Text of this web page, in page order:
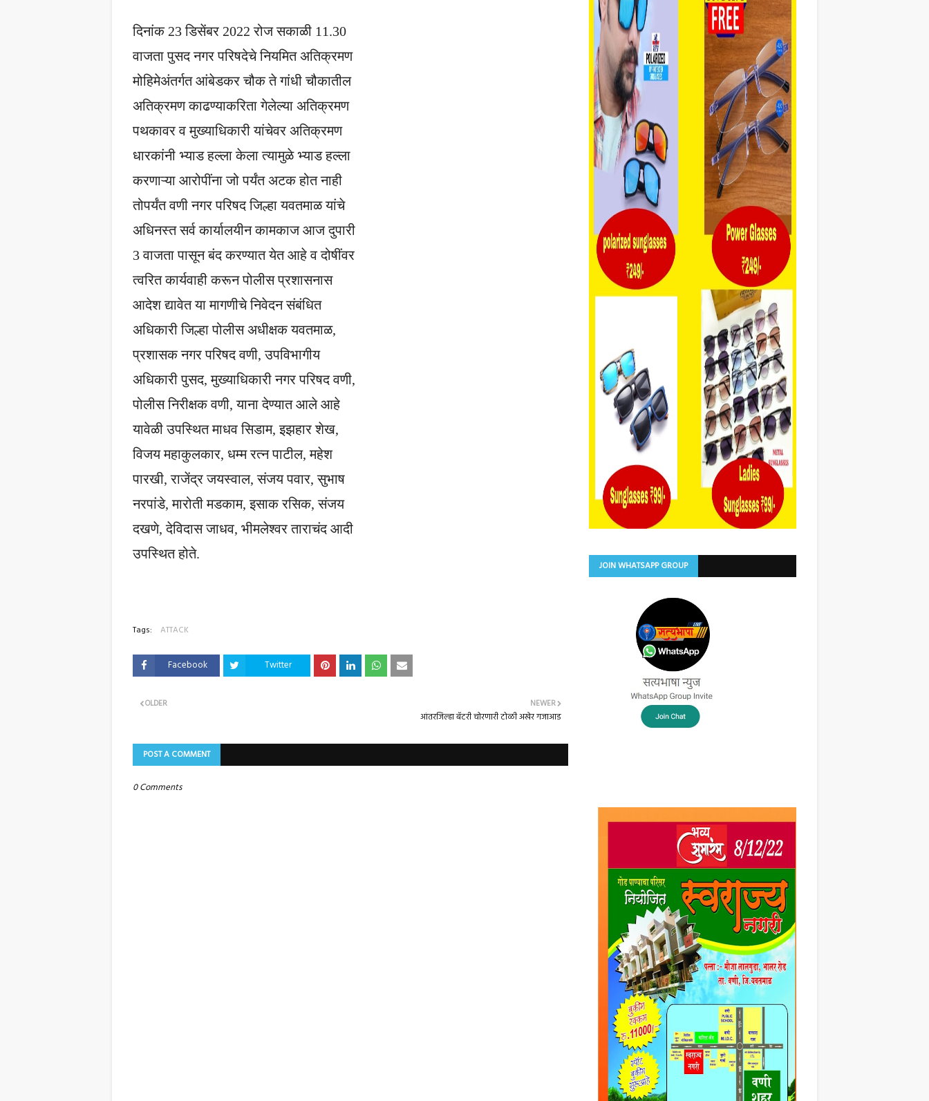
दिनांक 23 डिसेंबर 2022 रोज सकाळी 11.30
वाजता पुसद नगर परिषदेचे नियमित अतिक्रमण
मोहिमेअंतर्गत आंबेडकर चौक ते गांधी चौकातील
अतिक्रमण काढण्याकरिता गेलेल्या अतिक्रमण
पथकावर व मुख्याधिकारी यांचेवर अतिक्रमण
धारकांनी भ्याड हल्ला केला त्यामुळे भ्याड हल्ला
करणाऱ्या आरोपींना जो पर्यंत अटक होत नाही
तोपर्यंत वणी नगर परिषद जिल्हा यवतमाळ यांचे
अधिनस्त सर्व कार्यालयीन कामकाज आज दुपारी
3 वाजता पासून बंद करण्यात येत आहे व दोषींवर
त्वरित कार्यवाही करून पोलीस प्रशासनास
आदेश द्यावेत या मागणीचे निवेदन संबंधित
अधिकारी जिल्हा पोलीस अधीक्षक यवतमाळ,
प्रशासक नगर परिषद वणी, उपविभागीय
अधिकारी पुसद, मुख्याधिकारी नगर परिषद वणी,
पोलीस निरीक्षक वणी, याना देण्यात आले आहे
यावेळी उपस्थित माधव सिडाम, इझहार शेख,
विजय महाकुलकार, धम्म रत्न पाटील, महेश
पारखी, राजेंद्र जयस्वाल, संजय पवार, सुभाष
नरपांडे, मारोती मडकाम, इसाक रसिक, संजय
दखणे, देविदास जाधव, भीमलेश्वर ताराचंद आदी
उपस्थित होते.
Tags: ATTACK
Facebook Twitter
NEWER
आंतरजिल्हा बॅटरी चोरणारी टोळी अखेर गजाआड
OLDER
POST A COMMENT
0 Comments
JOIN WHATSAPP GROUP